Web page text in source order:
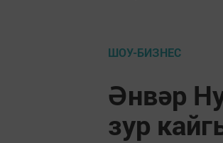
ШОУ-БИЗНЕС
Әнвәр
зур